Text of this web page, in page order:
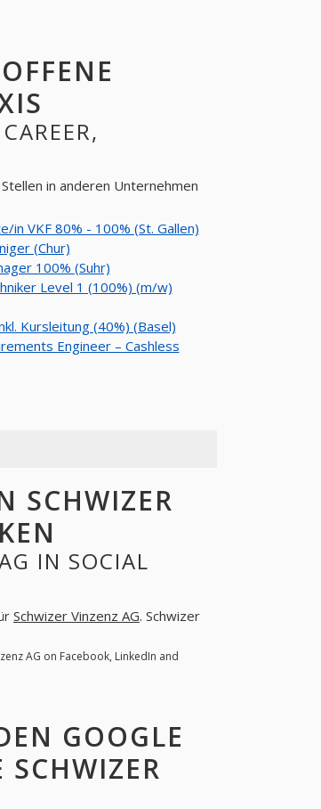
in anderen Unternehmen
in VKF 80% - 100% (St. Gallen)
(Chur)
100% (Suhr)
Level 1 (100%) (m/w)
Kursleitung (40%) (Basel)
Engineer – Cashless
SCHWIZER
IN SOCIAL
Schwizer Vinzenz AG. Schwizer
AG on Facebook, LinkedIn and
GOOGLE